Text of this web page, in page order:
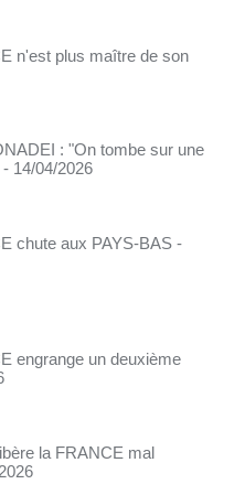
n'est plus maître de son
: "On tombe sur une
- 14/04/2026
chute aux PAYS-BAS -
engrange un deuxième
la FRANCE mal